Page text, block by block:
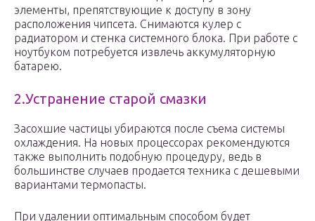
элементы, препятствующие к доступу в зону
расположения чипсета. Снимаются кулер с
радиатором и стенка системного блока. При работе с
ноутбуком потребуется извлечь аккумуляторную
батарею.
2.Устранение старой смазки
Засохшие частицы убираются после съема системы
охлаждения. На новых процессорах рекомендуются
также выполнить подобную процедуру, ведь в
большинстве случаев продается техника с дешевыми
вариантами термопасты.
При удалении оптимальным способом будет